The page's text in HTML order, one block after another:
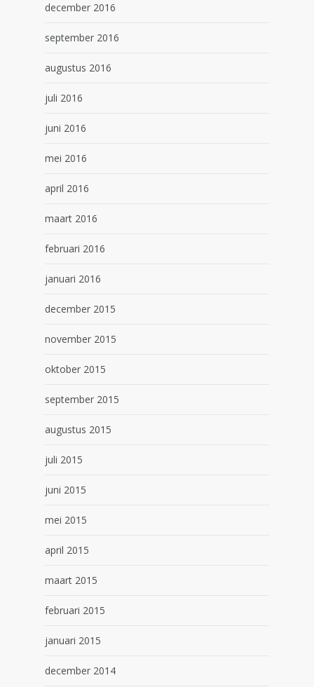
december 2016
september 2016
augustus 2016
juli 2016
juni 2016
mei 2016
april 2016
maart 2016
februari 2016
januari 2016
december 2015
november 2015
oktober 2015
september 2015
augustus 2015
juli 2015
juni 2015
mei 2015
april 2015
maart 2015
februari 2015
januari 2015
december 2014